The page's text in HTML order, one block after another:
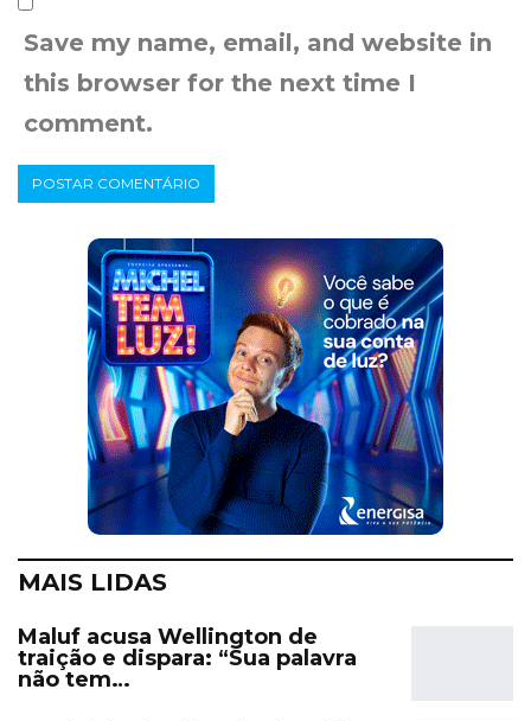
Save my name, email, and website in
this browser for the next time I
comment.
MAIS LIDAS
Maluf acusa Wellington de
traição e dispara: “Sua palavra
não tem…